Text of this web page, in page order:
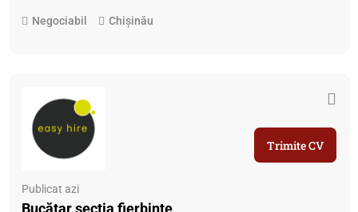
Negociabil Chișinău
Publicat azi
Bucătar sectia fierbinte
Trimite CV